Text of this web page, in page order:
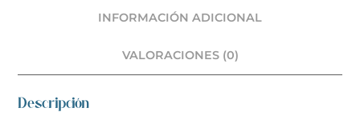
INFORMACIÓN ADICIONAL
VALORACIONES (0)
Descripción